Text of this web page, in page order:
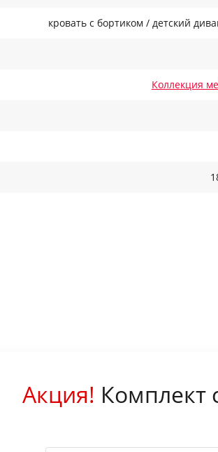
кровать с бортиком / детский
Коллекция
Акция! Комплект